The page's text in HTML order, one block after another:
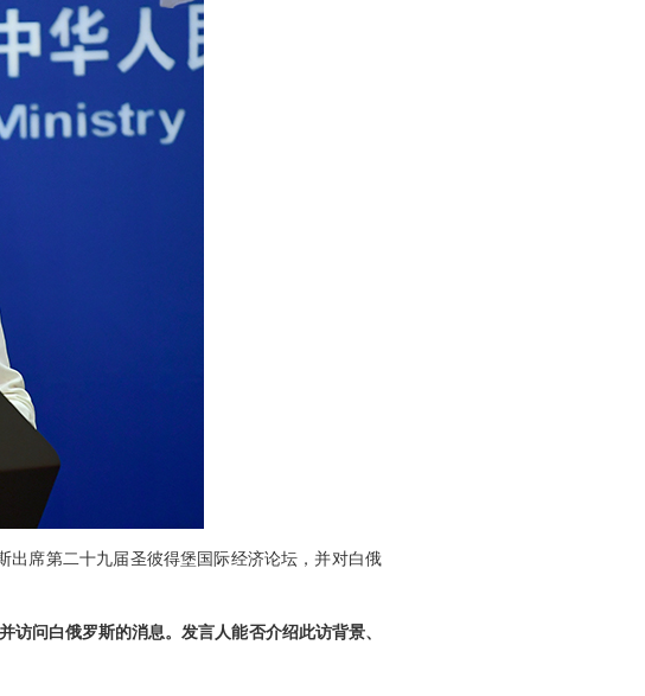
出席第二十九届圣彼得堡国际经济论坛，并对白俄
问白俄罗斯的消息。发言人能否介绍此访背景、